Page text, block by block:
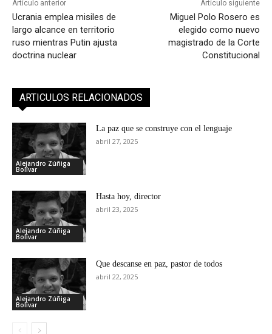
Artículo anterior
Ucrania emplea misiles de
largo alcance en territorio
ruso mientras Putin ajusta
doctrina nuclear
Artículo siguiente
Miguel Polo Rosero es
elegido como nuevo
magistrado de la Corte
Constitucional
ARTICULOS RELACIONADOS
Alejandro Zúñiga
Bolívar
La paz que se construye con el lenguaje
abril 27, 2025
Alejandro Zúñiga
Bolívar
Hasta hoy, director
abril 23, 2025
Alejandro Zúñiga
Bolívar
Que descanse en paz, pastor de todos
abril 22, 2025